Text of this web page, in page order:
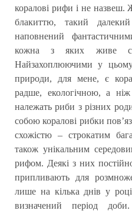
коралові рифи і не
блакиттю, такий далекий
наповнений
кожна з яких живе
Найзахоплюючими у цьому
природи, для мене, є
радше, екологічною, а
належать риби з різних
собою коралові рибки
схожістю – строкатим
також унікальним
рифом. Деякі з них
припливають для
лише на кілька днів у
визначений період